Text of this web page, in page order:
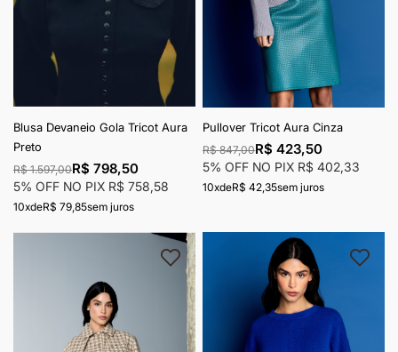
Blusa Devaneio Gola Tricot Aura
Preto
R$ 1.597,00R$ 798,50
5% OFF NO PIX R$ 758,58
10xdeR$ 79,85sem juros
Pullover Tricot Aura Cinza
R$ 847,00R$ 423,50
5% OFF NO PIX R$ 402,33
10xdeR$ 42,35sem juros
Adicionar à lista de desejos